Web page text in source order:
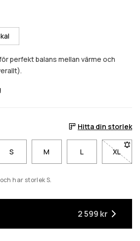
perfekt balans mellan värme och
Hitta din storlek
S M L XL
-
har storlek S.
2 599 kr